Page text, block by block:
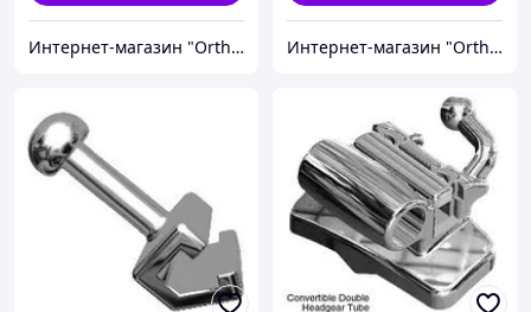
Интернет-магазин "OrthoWay" Интернет-магазин "OrthoWay"